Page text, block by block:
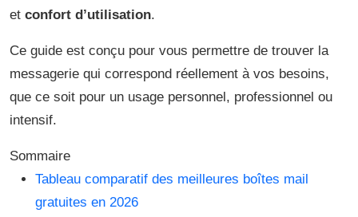
et confort d’utilisation.
Ce guide est conçu pour vous permettre de trouver la
messagerie qui correspond réellement à vos besoins,
que ce soit pour un usage personnel, professionnel ou
intensif.
Sommaire
Tableau comparatif des meilleures boîtes mail
gratuites en 2026